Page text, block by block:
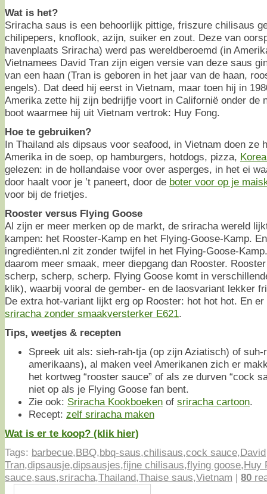
Wat is het?
Sriracha saus is een behoorlijk pittige, friszure chilisaus
chilipepers, knoflook, azijn, suiker en zout. Deze van
havenplaats Sriracha) werd pas wereldberoemd (in
Vietnamees David Tran zijn eigen versie van deze saus
van een haan (Tran is geboren in het jaar van de haan,
engels). Dat deed hij eerst in Vietnam, maar toen hij in
Amerika zette hij zijn bedrijfje voort in Californië onder de
boot waarmee hij uit Vietnam vertrok: Huy Fong.
Hoe te gebruiken?
In Thailand als dipsaus voor seafood, in Vietnam doen ze
Amerika in de soep, op hamburgers, hotdogs, pizza,
gelezen: in de hollandaise voor over asperges, in het ei
door haalt voor je ’t paneert, door de boter voor op je
voor bij de frietjes.
Rooster versus Flying Goose
Al zijn er meer merken op de markt, de sriracha wereld
kampen: het Rooster-Kamp en het Flying-Goose-Kamp.
ingrediënten.nl zit zonder twijfel in het Flying-Goose-
daarom meer smaak, meer diepgang dan Rooster.
scherp, scherp, scherp. Flying Goose komt in
klik), waarbij vooral de gember- en de laosvariant lekker
De extra hot-variant lijkt erg op Rooster: hot hot hot. En
sriracha zonder smaakversterker E621.
Tips, weetjes & recepten
Spreek uit als: sieh-rah-tja (op zijn Aziatisch) of suh-
amerikaans), al maken veel Amerikanen zich er
het kortweg “rooster sauce” of als ze durven “cock
niet op als je Flying Goose fan bent.
Zie ook: Sriracha Kookboeken of sriracha cartoon.
Recept: zelf sriracha maken
Wat is er te koop? (klik hier)
Tags: barbecue,BBQ,bbq-saus,chilisaus,cock sauce,David
Tran,dipsausje,dipsausjes,fijne chilisaus,flying goose,Huy
sauce,saus,sriracha,Thailand,Thaise saus,Vietnam | 80